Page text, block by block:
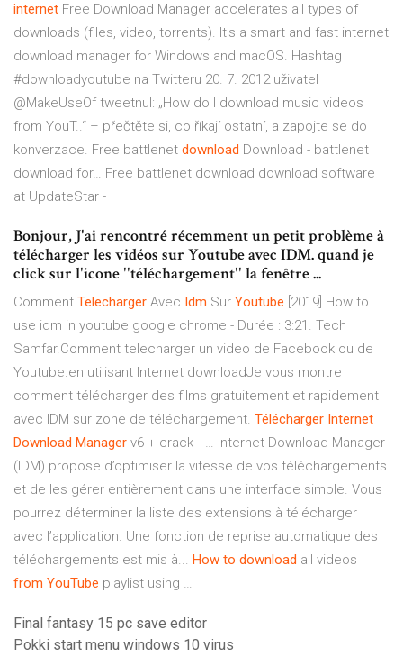
internet Free Download Manager accelerates all types of
downloads (files, video, torrents). It's a smart and fast internet
download manager for Windows and macOS. Hashtag
#downloadyoutube na Twitteru 20. 7. 2012 uživatel
@MakeUseOf tweetnul: „How do I download music videos
from YouT..“ – přečtěte si, co říkají ostatní, a zapojte se do
konverzace. Free battlenet download Download - battlenet
download for… Free battlenet download download software
at UpdateStar -
Bonjour, J'ai rencontré récemment un petit problème à
télécharger les vidéos sur Youtube avec IDM. quand je
click sur l'icone ''téléchargement'' la fenêtre ...
Comment Telecharger Avec Idm Sur Youtube [2019] How to
use idm in youtube google chrome - Durée : 3:21. Tech
Samfar.Comment telecharger un video de Facebook ou de
Youtube.en utilisant Internet downloadJe vous montre
comment télécharger des films gratuitement et rapidement
avec IDM sur zone de téléchargement. Télécharger Internet
Download Manager v6 + crack +… Internet Download Manager
(IDM) propose d’optimiser la vitesse de vos téléchargements
et de les gérer entièrement dans une interface simple. Vous
pourrez déterminer la liste des extensions à télécharger
avec l’application. Une fonction de reprise automatique des
téléchargements est mis à... How to download all videos
from YouTube playlist using …
Final fantasy 15 pc save editor
Pokki start menu windows 10 virus